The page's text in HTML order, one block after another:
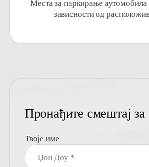
Места за паркирање аутомобила
зависности од
Пронађите смештај
Твоје име